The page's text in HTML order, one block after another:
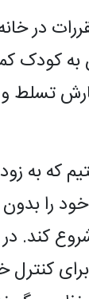
در
به کودک
تسلط و
که به
را
کند. در
برای